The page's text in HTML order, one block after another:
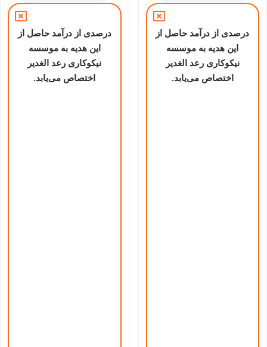
درصدی از درآمد حاصل از
این هدیه به موسسه
نیکوکاری رعد الغدیر
اختصاص می‌یابد.
درصدی از درآمد حاصل از
این هدیه به موسسه
نیکوکاری رعد الغدیر
اختصاص می‌یابد.